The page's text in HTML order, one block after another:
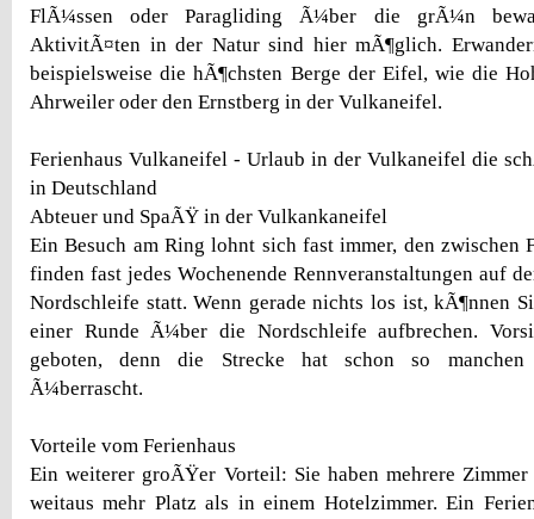
FlÃ¼ssen oder Paragliding Ã¼ber die grÃ¼n
AktivitÃ¤ten in der Natur sind hier mÃ¶glich.
beispielsweise die hÃ¶chsten Berge der Eifel, wie die
Ahrweiler oder den Ernstberg in der Vulkaneifel.
Ferienhaus Vulkaneifel - Urlaub in der Vulkaneifel die
in Deutschland
Abteuer und SpaÃŸ in der Vulkankaneifel
Ein Besuch am Ring lohnt sich fast immer, den zwischen
finden fast jedes Wochenende Rennveranstaltungen auf
Nordschleife statt. Wenn gerade nichts los ist, kÃ¶nnen
einer Runde Ã¼ber die Nordschleife aufbrechen.
geboten, denn die Strecke hat schon so manchen
Ã¼berrascht.
Vorteile vom Ferienhaus
Ein weiterer groÃŸer Vorteil: Sie haben mehrere
weitaus mehr Platz als in einem Hotelzimmer. Ein